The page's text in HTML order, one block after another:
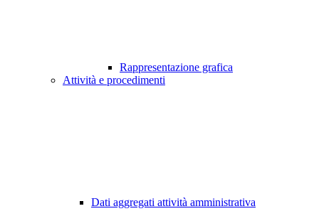
Rappresentazione grafica
Attività e procedimenti
Dati aggregati attività amministrativa